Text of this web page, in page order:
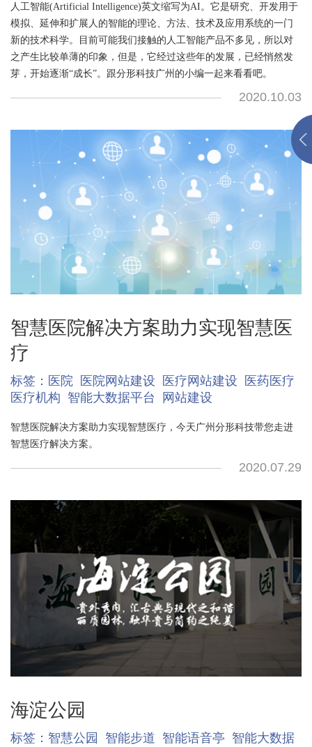
人工智能(Artificial Intelligence)英文缩写为AI。它是研究、开发用于
模拟、延伸和扩展人的智能的理论、方法、技术及应用系统的一门
新的技术科学。目前可能我们接触的人工智能产品不多见，所以对
之产生比较单薄的印象，但是，它经过这些年的发展，已经悄然发
芽，开始逐渐“成长”。跟分形科技广州的小编一起来看看吧。
2020.10.03
智慧医院解决方案助力实现智慧医
疗
标签： 医院 医院网站建设 医疗网站建设
医药医疗
医疗机构 智能大数据平台 网站建设
智慧医院解决方案助力实现智慧医疗，今天广州分形科技带您走进
智慧医疗解决方案。
2020.07.29
海淀公园
标签： 智慧公园 智能步道 智能语音亭 智能大数据